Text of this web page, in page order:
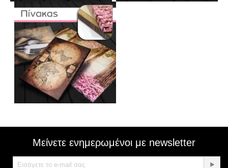
Μείνετε ενημερωμένοι με newsletter